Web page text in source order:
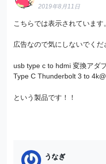
2019年8月11日
こちらでは表示されています
広告なので気にしないでくだ
usb type c to hdmi 変換アダ
Type C Thunderbolt 3 to
という製品です！！
うなぎ